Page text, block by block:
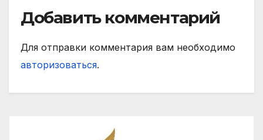
Добавить комментарий
Для отправки комментария вам необходимо
авторизоваться.